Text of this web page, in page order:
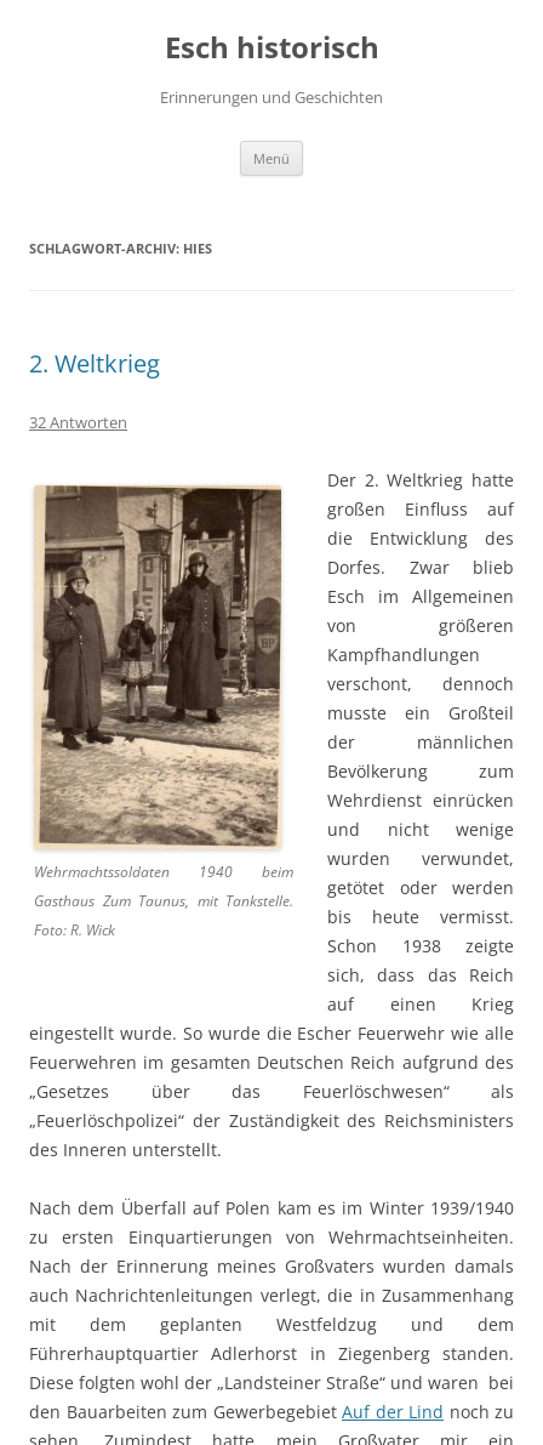
Esch historisch
Erinnerungen und Geschichten
Menü
SCHLAGWORT-ARCHIV: HIES
2. Weltkrieg
32 Antworten
Wehrmachtssoldaten 1940 beim
Gasthaus Zum Taunus, mit Tankstelle.
Foto: R. Wick
Der 2. Weltkrieg hatte
großen Einfluss auf
die Entwicklung des
Dorfes. Zwar blieb
Esch im Allgemeinen
von größeren
Kampfhandlungen
verschont, dennoch
musste ein Großteil
der männlichen
Bevölkerung zum
Wehrdienst einrücken
und nicht wenige
wurden verwundet,
getötet oder werden
bis heute vermisst.
Schon 1938 zeigte
sich, dass das Reich
auf einen Krieg
eingestellt wurde. So wurde die Escher Feuerwehr wie alle
Feuerwehren im gesamten Deutschen Reich aufgrund des
„Gesetzes über das Feuerlöschwesen“ als
„Feuerlöschpolizei“ der Zuständigkeit des Reichsministers
des Inneren unterstellt.
Nach dem Überfall auf Polen kam es im Winter 1939/1940
zu ersten Einquartierungen von Wehrmachtseinheiten.
Nach der Erinnerung meines Großvaters wurden damals
auch Nachrichtenleitungen verlegt, die in Zusammenhang
mit dem geplanten Westfeldzug und dem
Führerhauptquartier Adlerhorst in Ziegenberg standen.
Diese folgten wohl der „Landsteiner Straße“ und waren bei
den Bauarbeiten zum Gewerbegebiet Auf der Lind noch zu